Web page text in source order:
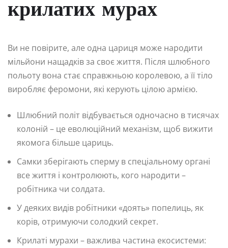
крилатих мурах
Ви не повірите, але одна цариця може народити
мільйони нащадків за своє життя. Після шлюбного
польоту вона стає справжньою королевою, а її тіло
виробляє феромони, які керують цілою армією.
Шлюбний політ відбувається одночасно в тисячах
колоній – це еволюційний механізм, щоб вижити
якомога більше цариць.
Самки зберігають сперму в спеціальному органі
все життя і контролюють, кого народити –
робітника чи солдата.
У деяких видів робітники «доять» попелиць, як
корів, отримуючи солодкий секрет.
Крилаті мурахи – важлива частина екосистеми: